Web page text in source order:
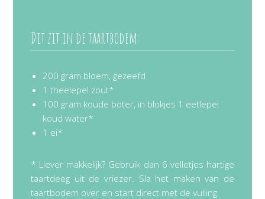
Dit zit in de taartbodem:
200 gram bloem, gezeefd
1 theelepel zout*
100 gram koude boter, in blokjes 1 eetlepel
koud water*
1 ei*
* Liever makkelijk? Gebruik dan 6 velletjes hartige
taartdeeg uit de vriezer. Sla het maken van de
taartbodem over en start direct met de vulling.